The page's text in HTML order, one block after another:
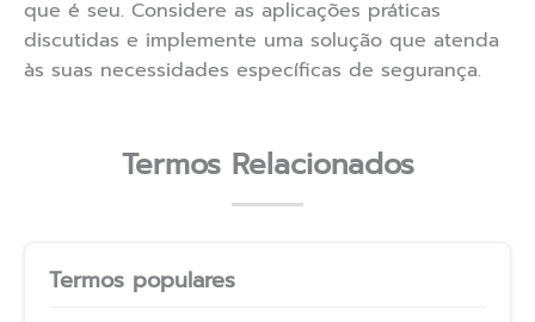
que é seu. Considere as aplicações práticas
discutidas e implemente uma solução que atenda
às suas necessidades específicas de segurança.
Termos Relacionados
Termos populares